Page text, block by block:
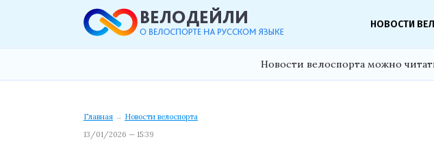
НОВОСТИ
Новости велоспорта можно
Главная → Новости велоспорта
13/01/2026 — 15:39